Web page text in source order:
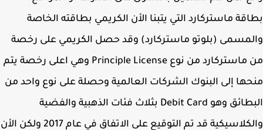
ماستركارد التي يتبنا الأن الكريمي بطاقته الخاصة
(بلوتو ماستركارد) وقد حصل الكريمي على رخصة
من ماستركارد من نوع Principle License وهي اعلى رخصة يتم
إلى البنوك الشركات العالمية وحصلة على نوع واحد من
البطائق وهو Debit Card بثلاث فئات الذهبية والفضية
والكلاسيكية قد تم التوقيع على الاتفاق في عام 2017 ولكن الأن